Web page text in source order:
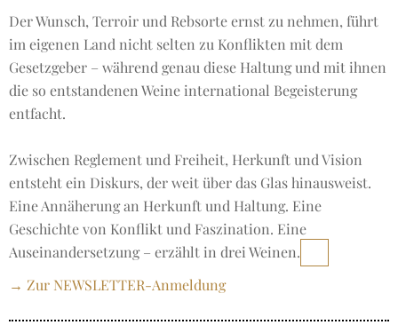
Der Wunsch, Terroir und Rebsorte ernst zu nehmen, führt
im eigenen Land nicht selten zu Konflikten mit dem
Gesetzgeber – während genau diese Haltung und mit ihnen
die so entstandenen Weine international Begeisterung
entfacht.
Zwischen Reglement und Freiheit, Herkunft und Vision
entsteht ein Diskurs, der weit über das Glas hinausweist.
Eine Annäherung an Herkunft und Haltung. Eine
Geschichte von Konflikt und Faszination. Eine
Auseinandersetzung – erzählt in drei Weinen.
→ Zur NEWSLETTER-Anmeldung